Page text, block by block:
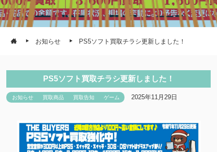
お知らせ PS5ソフト買取チラシ更新しました！
PS5ソフト買取チラシ更新しました！
お知らせ 買取商品 買取告知 ゲーム 2025年11月29日